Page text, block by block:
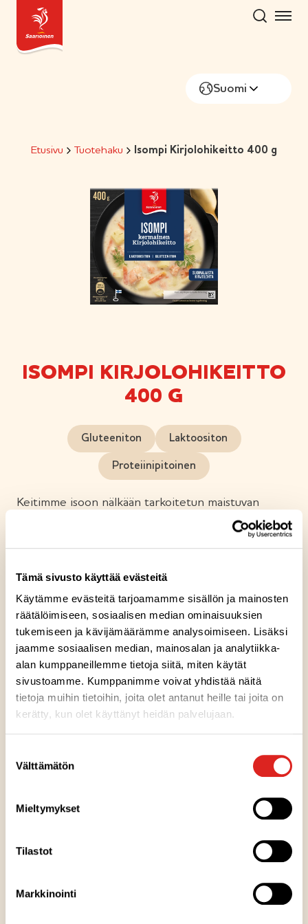
Tämä sivusto käyttää evästeitä
Käytämme evästeitä tarjoamamme sisällön ja mainosten
räätälöimiseen, sosiaalisen median ominaisuuksien
tukemiseen ja kävijämäärämme analysoimiseen. Lisäksi
jaamme sosiaalisen median, mainosalan ja analytiikka-
alan kumppaneillemme tietoja siitä, miten käytät
sivustoamme. Kumppanimme voivat yhdistää näitä
tietoja muihin tietoihin, joita olet antanut heille tai joita on
kerätty, kun olet käyttänyt heidän palvelujaan.
valinta
Välttämätön
Mieltymykset
Tilastot
Markkinointi
Hyppää
sisältöön
Suomi
Etusivu Tuotehaku Isompi Kirjolohikeitto 400 g
ISOMPI KIRJOLOHIKEITTO
400 G
Gluteeniton Laktoositon
Proteiinipitoinen
Keitimme isoon nälkään tarkoitetun maistuvan
täyttävän kirjolohi-juureskeiton suomalaisesta
kirjolohesta. Isomman Kirjolohikeiton kermainen
Viimeistelimme maun sitruunalla, fenkolilla ja tillillä.
Nyt tarvitaan isompi lusikka!
Ainesosat